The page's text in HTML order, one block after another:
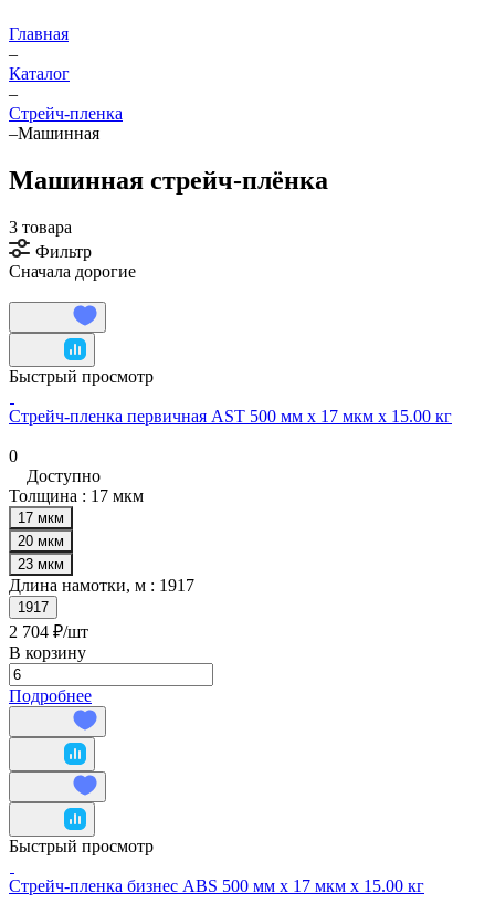
Главная
–
Каталог
–
Стрейч-пленка
–Машинная
Машинная стрейч-плёнка
3 товара
Фильтр
Сначала дорогие
Быстрый просмотр
Cтрейч-пленка первичная AST 500 мм х 17 мкм х 15.00 кг
0
Доступно
Толщина : 17 мкм
17 мкм
20 мкм
23 мкм
Длина намотки, м : 1917
1917
2 704 ₽/шт
В корзину
Подробнее
Быстрый просмотр
Cтрейч-пленка бизнес ABS 500 мм х 17 мкм х 15.00 кг